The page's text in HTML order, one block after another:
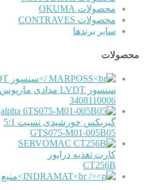
محصولات OKUMA
محصولات CONTRAVES
سایر برندها
محصولات
سنسور LVDT مدادی مارپوس A31
3408110006
alpha
گیربکس خورشیدی نسبت 5:1
GTS075-M01-005B05
SERVOMAC
کارت تغذیه درایور
CT256B